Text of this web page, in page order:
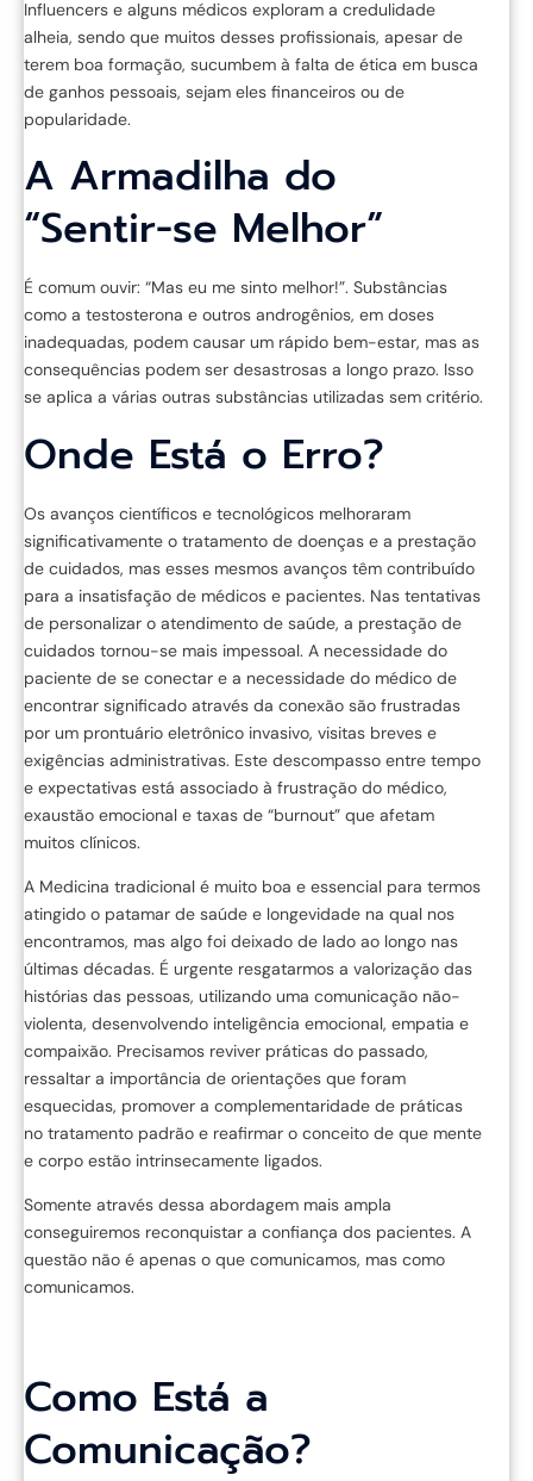
Influencers e alguns médicos exploram a credulidade
alheia, sendo que muitos desses profissionais, apesar de
terem boa formação, sucumbem à falta de ética em busca
de ganhos pessoais, sejam eles financeiros ou de
popularidade.
A Armadilha do
“Sentir-se Melhor”
É comum ouvir: “Mas eu me sinto melhor!”. Substâncias
como a testosterona e outros androgênios, em doses
inadequadas, podem causar um rápido bem-estar, mas as
consequências podem ser desastrosas a longo prazo. Isso
se aplica a várias outras substâncias utilizadas sem critério.
Onde Está o Erro?
Os avanços científicos e tecnológicos melhoraram
significativamente o tratamento de doenças e a prestação
de cuidados, mas esses mesmos avanços têm contribuído
para a insatisfação de médicos e pacientes. Nas tentativas
de personalizar o atendimento de saúde, a prestação de
cuidados tornou-se mais impessoal. A necessidade do
paciente de se conectar e a necessidade do médico de
encontrar significado através da conexão são frustradas
por um prontuário eletrônico invasivo, visitas breves e
exigências administrativas. Este descompasso entre tempo
e expectativas está associado à frustração do médico,
exaustão emocional e taxas de “burnout” que afetam
muitos clínicos.
A Medicina tradicional é muito boa e essencial para termos
atingido o patamar de saúde e longevidade na qual nos
encontramos, mas algo foi deixado de lado ao longo nas
últimas décadas. É urgente resgatarmos a valorização das
histórias das pessoas, utilizando uma comunicação não-
violenta, desenvolvendo inteligência emocional, empatia e
compaixão. Precisamos reviver práticas do passado,
ressaltar a importância de orientações que foram
esquecidas, promover a complementaridade de práticas
no tratamento padrão e reafirmar o conceito de que mente
e corpo estão intrinsecamente ligados.
Somente através dessa abordagem mais ampla
conseguiremos reconquistar a confiança dos pacientes. A
questão não é apenas o que comunicamos, mas como
comunicamos.
Como Está a
Comunicação?